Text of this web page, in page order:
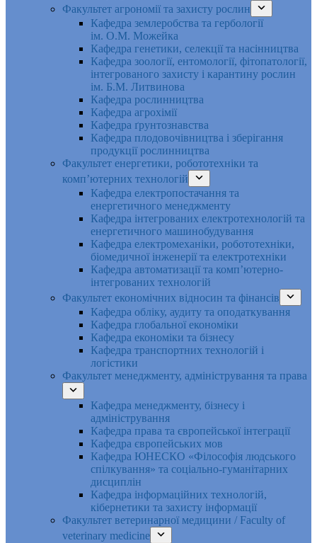
Факультет агрономії та захисту рослин
Кафедра землеробства та гербології
ім. О.М. Можейка
Кафедра генетики, селекції та насінництва
Кафедра зоології, ентомології, фітопатології,
інтегрованого захисту і карантину рослин
ім. Б.М. Литвинова
Кафедра рослинництва
Кафедра агрохімії
Кафедра ґрунтознавства
Кафедра плодовочівництва і зберігання
продукції рослинництва
Факультет енергетики, робототехніки та
комп’ютерних технологій
Кафедра електропостачання та
енергетичного менеджменту
Кафедра інтегрованих електротехнологій та
енергетичного машинобудування
Кафедра електромеханіки, робототехніки,
біомедичної інженерії та електротехніки
Кафедра автоматизації та комп’ютерно-
інтегрованих технологій
Факультет економічних відносин та фінансів
Кафедра обліку, аудиту та оподаткування
Кафедра глобальної економіки
Кафедра економіки та бізнесу
Кафедра транспортних технологій і
логістики
Факультет менеджменту, адміністрування та права
Кафедра менеджменту, бізнесу і
адміністрування
Кафедра права та європейської інтеграції
Кафедра європейських мов
Кафедра ЮНЕСКО «Філософія людського
спілкування» та соціально-гуманітарних
дисциплін
Кафедра інформаційних технологій,
кібернетики та захисту інформації
Факультет ветеринарної медицини / Faculty of
veterinary medicine